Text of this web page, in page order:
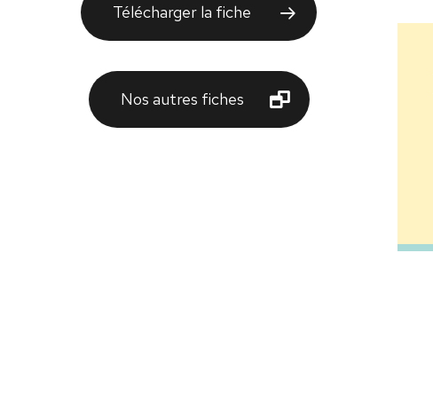
Télécharger la fiche
Nos autres fiches